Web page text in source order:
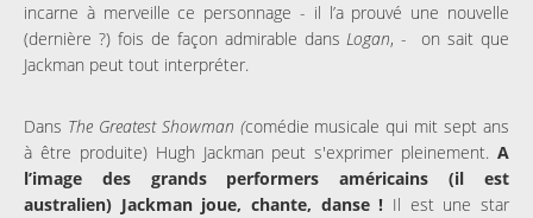
incarne à merveille ce personnage - il l’a prouvé une nouvelle
(dernière ?) fois de façon admirable dansLogan, - on sait que
Jackman peut tout interpréter.
Dans The Greatest Showman (comédie musicale qui mit sept ans
à être produite) Hugh Jackman peut s'exprimer pleinement. A
l’image des grands performers américains (il est
australien) Jackman joue, chante, danse ! Il est une star